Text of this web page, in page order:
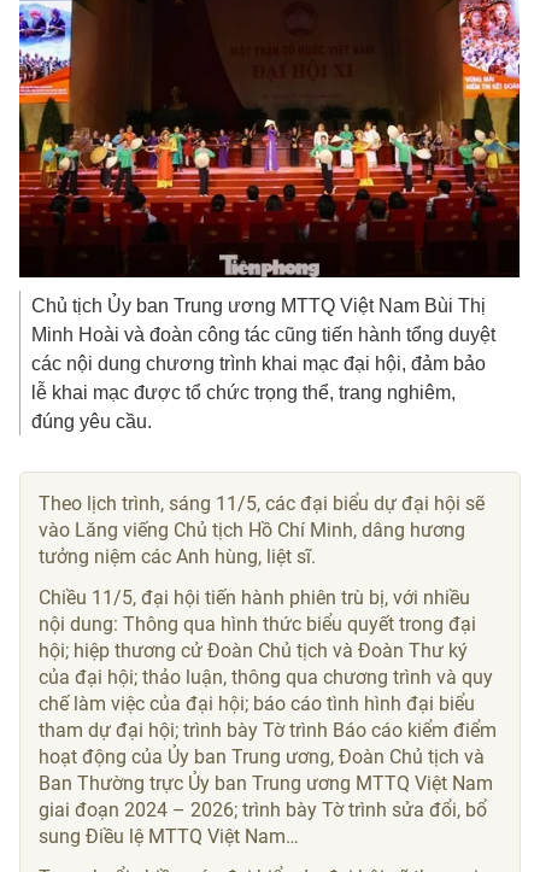
Chủ tịch Ủy ban Trung ương MTTQ Việt Nam Bùi Thị
Minh Hoài và đoàn công tác cũng tiến hành tổng duyệt
các nội dung chương trình khai mạc đại hội, đảm bảo
lễ khai mạc được tổ chức trọng thể, trang nghiêm,
đúng yêu cầu.
Theo lịch trình, sáng 11/5, các đại biểu dự đại hội sẽ
vào Lăng viếng Chủ tịch Hồ Chí Minh, dâng hương
tưởng niệm các Anh hùng, liệt sĩ.
Chiều 11/5, đại hội tiến hành phiên trù bị, với nhiều
nội dung: Thông qua hình thức biểu quyết trong đại
hội; hiệp thương cử Đoàn Chủ tịch và Đoàn Thư ký
của đại hội; thảo luận, thông qua chương trình và quy
chế làm việc của đại hội; báo cáo tình hình đại biểu
tham dự đại hội; trình bày Tờ trình Báo cáo kiểm điểm
hoạt động của Ủy ban Trung ương, Đoàn Chủ tịch và
Ban Thường trực Ủy ban Trung ương MTTQ Việt Nam
giai đoạn 2024 – 2026; trình bày Tờ trình sửa đổi, bổ
sung Điều lệ MTTQ Việt Nam…